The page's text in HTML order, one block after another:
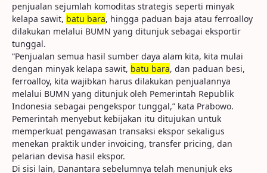
penjualan sejumlah komoditas strategis seperti minyak
kelapa sawit, batu bara, hingga paduan baja atau ferroalloy
dilakukan melalui BUMN yang ditunjuk sebagai eksportir
tunggal.
“Penjualan semua hasil sumber daya alam kita, kita mulai
dengan minyak kelapa sawit, batu bara, dan paduan besi,
ferroalloy, kita wajibkan harus dilakukan penjualannya
melalui BUMN yang ditunjuk oleh Pemerintah Republik
Indonesia sebagai pengekspor tunggal,” kata Prabowo.
Pemerintah menyebut kebijakan itu ditujukan untuk
memperkuat pengawasan transaksi ekspor sekaligus
menekan praktik under invoicing, transfer pricing, dan
pelarian devisa hasil ekspor.
Di sisi lain, Danantara sebelumnya telah menunjuk eks